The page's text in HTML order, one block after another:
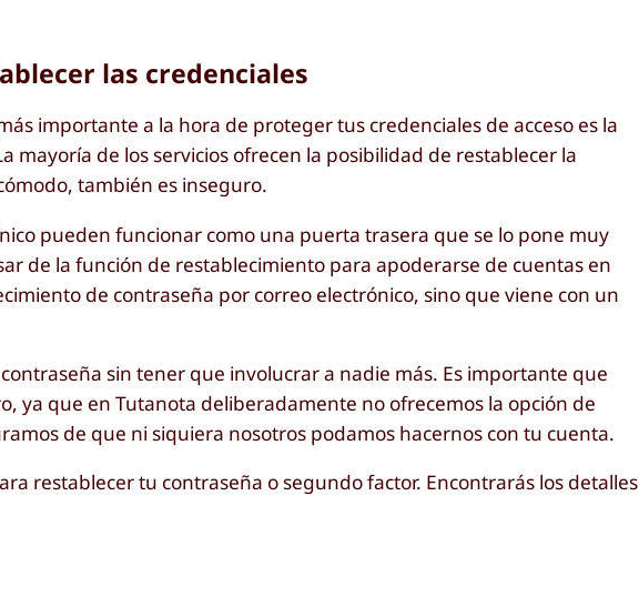
las credenciales
importante a la hora de proteger tus credenciales de acceso es la
de los servicios ofrecen la posibilidad de restablecer la
también es inseguro.
pueden funcionar como una puerta trasera que se lo pone muy
de la función de restablecimiento para apoderarse de cuentas en
de contraseña por correo electrónico, sino que viene con un
sin tener que involucrar a nadie más. Es importante que
ya que en Tutanota deliberadamente no ofrecemos la opción de
de que ni siquiera nosotros podamos hacernos con tu cuenta.
restablecer tu contraseña o segundo factor. Encontrarás los detalles